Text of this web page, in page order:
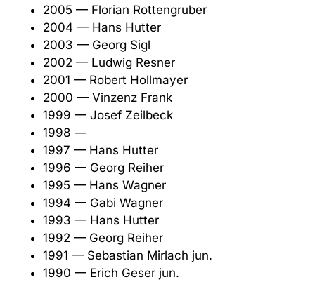
2005 — Florian Rottengruber
2004 — Hans Hutter
2003 — Georg Sigl
2002 — Ludwig Resner
2001 — Robert Hollmayer
2000 — Vinzenz Frank
1999 — Josef Zeilbeck
1998 —
1997 — Hans Hutter
1996 — Georg Reiher
1995 — Hans Wagner
1994 — Gabi Wagner
1993 — Hans Hutter
1992 — Georg Reiher
1991 — Sebastian Mirlach jun.
1990 — Erich Geser jun.